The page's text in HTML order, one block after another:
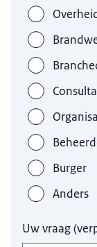
Burger
Anders
Uw vraag(